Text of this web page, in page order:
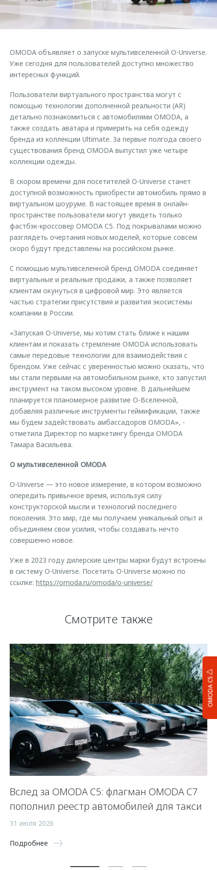
Страхование
Кредитный калькулятор
Одежда и сувениры
Оригинальные аксессуары
Трейд-ин
Калькулятор трейд-ин
Клиентская поддержка
O&J Автоклуб
Приложение O&J
Аксессуары
Одежда и сувениры
Оригинальные аксессуары
Запчасти
Обратная связь
OMODA C5
OMODA объявляет о запуске мультивселенной O-Universe.
Уже сегодня для пользователей доступно множество
интересных функций.
Пользователи виртуального пространства могут с
помощью технологии дополненной реальности (AR)
детально познакомиться с автомобилями OMODA, а
также создать аватара и примерить на себя одежду
бренда из коллекции Ultimate. За первые полгода своего
существования бренд OMODA выпустил уже четыре
коллекции одежды.
В скором времени для посетителей O-Universe станет
доступной возможность приобрести автомобиль прямо в
виртуальном шоуруме. В настоящее время в онлайн-
пространстве пользователи могут увидеть только
фастбэк-кроссовер OMODA C5. Под покрывалами можно
разглядеть очертания новых моделей, которые совсем
скоро будут представлены на российском рынке.
С помощью мультивселенной бренд OMODA соединяет
виртуальные и реальные продажи, а также позволяет
клиентам окунуться в цифровой мир. Это является
частью стратегии присутствия и развития экосистемы
компании в России.
«Запуская O-Universe, мы хотим стать ближе к нашим
клиентам и показать стремление OMODA использовать
самые передовые технологии для взаимодействия с
брендом. Уже сейчас с уверенностью можно сказать, что
мы стали первыми на автомобильном рынке, кто запустил
инструмент на таком высоком уровне. В дальнейшем
планируется планомерное развитие О-Вселенной,
добавляя различные инструменты геймификации, также
мы будем задействовать амбассадоров OMODA», -
отметила Директор по маркетингу бренда OMODA
Тамара Васильева.
О мультивселенной OMODA
O-Universe — это новое измерение, в котором возможно
опередить привычное время, используя силу
конструкторской мысли и технологий последнего
поколения. Это мир, где мы получаем уникальный опыт и
объединяем свои усилия, чтобы создавать нечто
совершенно новое.
Уже в 2023 году дилерские центры марки будут встроены
в систему O-Universe. Посетить O-Universe можно по
ссылке: https://omoda.ru/omoda/o-universe/
Смотрите также
Вслед за OMODA C5: флагман OMODA C7
пополнил реестр автомобилей для такси
31 июля 2026
Подробнее